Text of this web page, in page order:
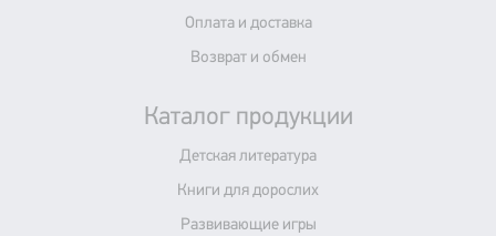
Оплата и доставка
Возврат и обмен
Каталог продукции
Детская литература
Книги для дорослих
Развивающие игры